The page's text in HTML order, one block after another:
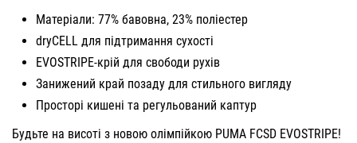
Матеріали: 77% бавовна, 23% поліестер
dryCELL для підтримання сухості
EVOSTRIPE-крій для свободи рухів
Занижений край позаду для стильного вигляду
Просторі кишені та регульований каптур
Будьте на висоті з новою олімпійкою PUMA FCSD EVOSTRIPE!